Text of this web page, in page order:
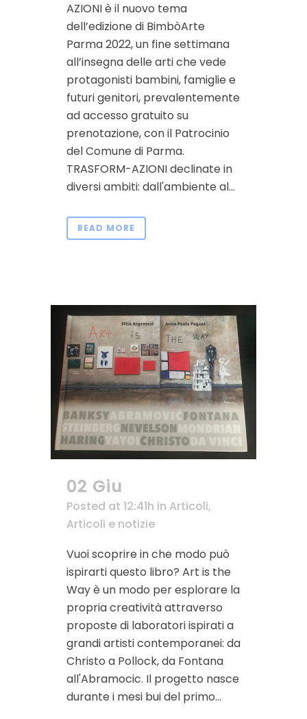
AZIONI è il nuovo tema
dell’edizione di BimbòArte
Parma 2022, un fine settimana
all’insegna delle arti che vede
protagonisti bambini, famiglie e
futuri genitori, prevalentemente
ad accesso gratuito su
prenotazione, con il Patrocinio
del Comune di Parma.
TRASFORM-AZIONI declinate in
diversi ambiti: dall'ambiente al...
READ MORE
02 Giu
Posted at 12:41h in Articoli,
Articoli e notizie
Vuoi scoprire in che modo può
ispirarti questo libro? Art is the
Way è un modo per esplorare la
propria creatività attraverso
proposte di laboratori ispirati a
grandi artisti contemporanei: da
Christo a Pollock, da Fontana
all'Abramocic. Il progetto nasce
durante i mesi bui del primo...